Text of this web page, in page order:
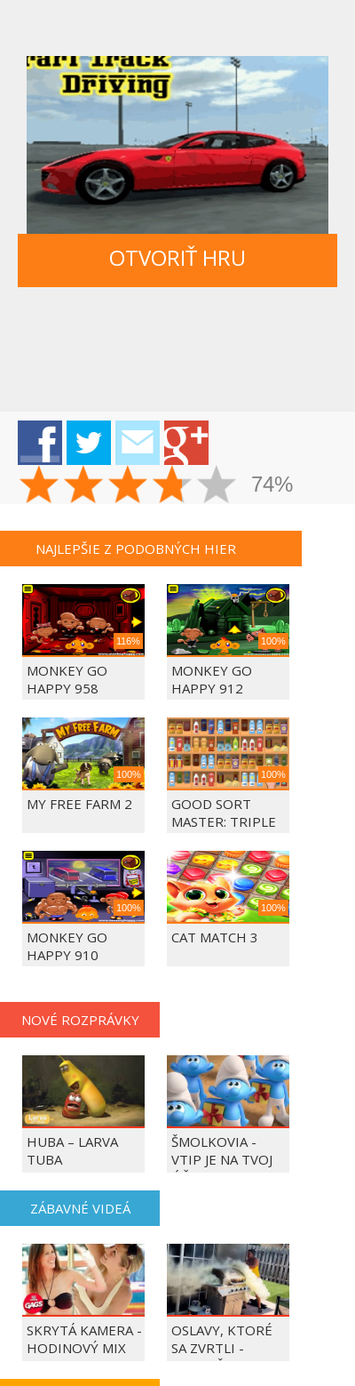
OTVORIŤ HRU
74%
NAJLEPŠIE Z PODOBNÝCH HIER
116%
MONKEY GO
HAPPY 958
100%
MONKEY GO
HAPPY 912
100%
MY FREE FARM 2
100%
GOOD SORT
MASTER: TRIPLE
100%
MONKEY GO
HAPPY 910
100%
CAT MATCH 3
NOVÉ ROZPRÁVKY
HUBA – LARVA
TUBA
ŠMOLKOVIA -
VTIP JE NA TVOJ
ÚČET
ZÁBAVNÉ VIDEÁ
SKRYTÁ KAMERA -
HODINOVÝ MIX
OSLAVY, KTORÉ
SA ZVRTLI -
NAJLEPŠIE